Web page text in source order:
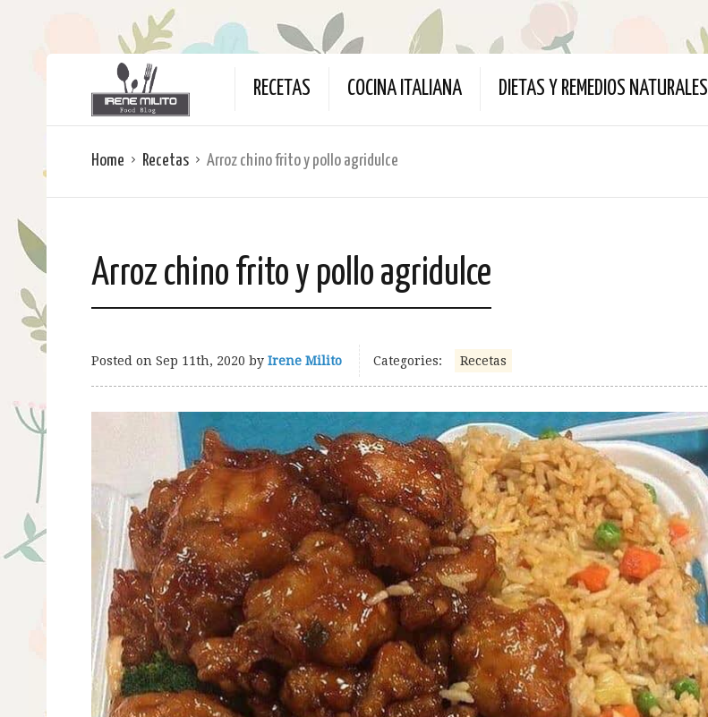
RECETAS COCINA ITALIANA DIETAS Y REMEDIOS NATURALES
Home Recetas Arroz chino frito y pollo agridulce
Arroz chino frito y pollo agridulce
Posted on Sep 11th, 2020 by Irene Milito Categories: Recetas